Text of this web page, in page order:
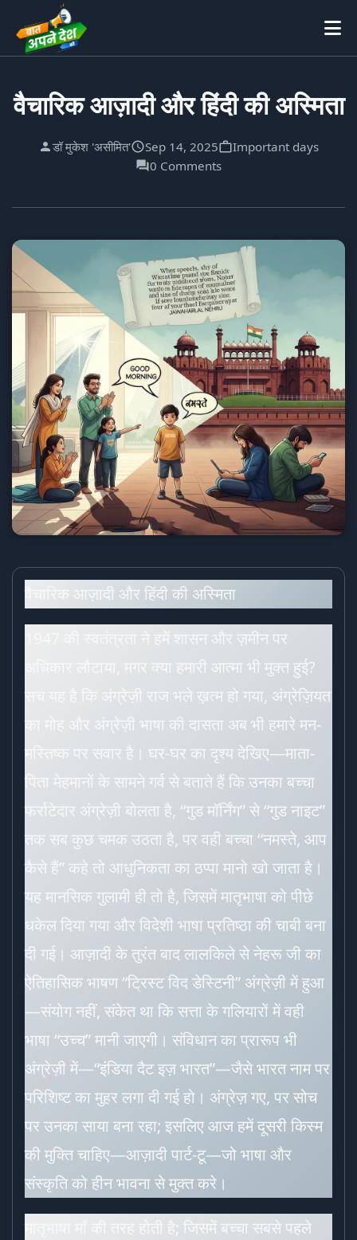
वैचारिक आज़ादी और हिंदी की अस्मिता
डॉ मुकेश 'असीमित' Sep 14, 2025
Important days
0 Comments
वैचारिक आज़ादी और हिंदी की अस्मिता
1947 की स्वतंत्रता ने हमें शासन और ज़मीन पर
अधिकार लौटाया, मगर क्या हमारी आत्मा भी मुक्त हुई?
सच यह है कि अंग्रेज़ी राज भले ख़त्म हो गया, अंग्रेज़ियत
का मोह और अंग्रेज़ी भाषा की दासता अब भी हमारे मन-
मस्तिष्क पर सवार है। घर-घर का दृश्य देखिए—माता-
पिता मेहमानों के सामने गर्व से बताते हैं कि उनका बच्चा
फर्राटेदार अंग्रेज़ी बोलता है, “गुड मॉर्निंग” से “गुड नाइट”
तक सब कुछ चमक उठता है, पर वही बच्चा “नमस्ते, आप
कैसे हैं” कहे तो आधुनिकता का ठप्पा मानो खो जाता है।
यह मानसिक गुलामी ही तो है, जिसमें मातृभाषा को पीछे
धकेल दिया गया और विदेशी भाषा प्रतिष्ठा की चाबी बना
दी गई। आज़ादी के तुरंत बाद लालकिले से नेहरू जी का
ऐतिहासिक भाषण “ट्रिस्ट विद डेस्टिनी” अंग्रेज़ी में हुआ
—संयोग नहीं, संकेत था कि सत्ता के गलियारों में वही
भाषा “उच्च” मानी जाएगी। संविधान का प्रारूप भी
अंग्रेज़ी में—“इंडिया दैट इज़ भारत”—जैसे भारत नाम पर
परिशिष्ट का मुहर लगा दी गई हो। अंग्रेज़ गए, पर सोच
पर उनका साया बना रहा; इसलिए आज हमें दूसरी किस्म
की मुक्ति चाहिए—आज़ादी पार्ट-टू—जो भाषा और
संस्कृति को हीन भावना से मुक्त करे।
मातृभाषा माँ की तरह होती है; जिसमें बच्चा सबसे पहले